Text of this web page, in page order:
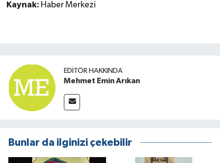
Kaynak: Haber Merkezi
EDITÖR HAKKINDA
Mehmet Emin Arıkan
Bunlar da ilginizi çekebilir